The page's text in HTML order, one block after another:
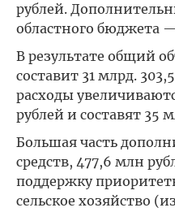
рублей.
областного бюджета
В результате общий
составит 31 млрд.
расходы
рублей и составят 35
Большая часть
средств, 477,6 млн
поддержку
сельское хозяйство